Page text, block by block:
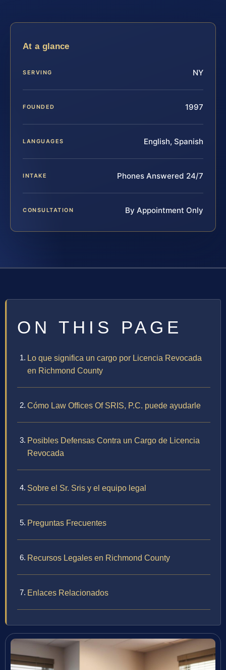
At a glance
SERVING NY
FOUNDED 1997
LANGUAGES English, Spanish
INTAKE Phones Answered 24/7
CONSULTATION By Appointment Only
ON THIS PAGE
Lo que significa un cargo por Licencia Revocada
en Richmond County
Cómo Law Offices Of SRIS, P.C. puede ayudarle
Posibles Defensas Contra un Cargo de Licencia
Revocada
Sobre el Sr. Sris y el equipo legal
Preguntas Frecuentes
Recursos Legales en Richmond County
Enlaces Relacionados